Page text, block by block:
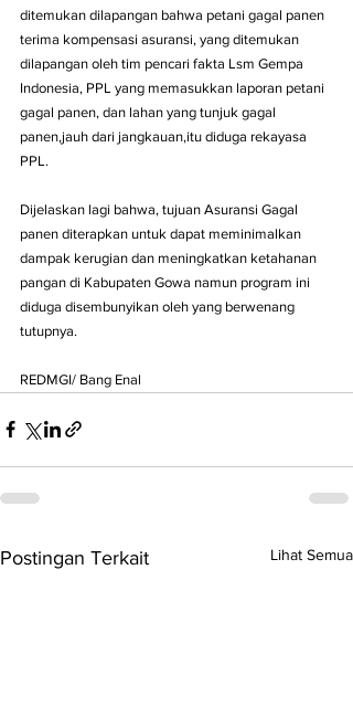
ditemukan dilapangan bahwa petani gagal panen
terima kompensasi asuransi, yang ditemukan
dilapangan oleh tim pencari fakta Lsm Gempa
Indonesia, PPL yang memasukkan laporan petani
gagal panen, dan lahan yang tunjuk gagal
panen,jauh dari jangkauan,itu diduga rekayasa
PPL.
Dijelaskan lagi bahwa, tujuan Asuransi Gagal
panen diterapkan untuk dapat meminimalkan
dampak kerugian dan meningkatkan ketahanan
pangan di Kabupaten Gowa namun program ini
diduga disembunyikan oleh yang berwenang
tutupnya.
REDMGI/ Bang Enal
Postingan Terkait Lihat Semua